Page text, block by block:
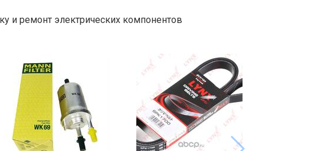
и ремонт электрических компонентов